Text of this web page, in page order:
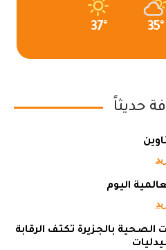
35°
37°
حديثاً
اليوم
الصحية بالجزيرة تكثف الرقابة